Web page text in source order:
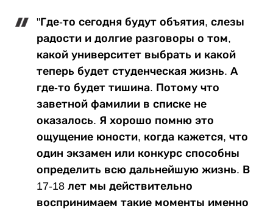
"Где-то сегодня будут объятия, слезы
радости и долгие разговоры о том,
какой университет выбрать и какой
теперь будет студенческая жизнь. А
где-то будет тишина. Потому что
заветной фамилии в списке не
оказалось. Я хорошо помню это
ощущение юности, когда кажется, что
один экзамен или конкурс способны
определить всю дальнейшую жизнь. В
17-18 лет мы действительно
воспринимаем такие моменты именно